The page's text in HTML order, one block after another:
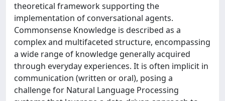
theoretical framework supporting the
implementation of conversational agents.
Commonsense Knowledge is described as a
complex and multifaceted structure, encompassing
a wide range of knowledge generally acquired
through everyday experiences. It is often implicit in
communication (written or oral), posing a
challenge for Natural Language Processing